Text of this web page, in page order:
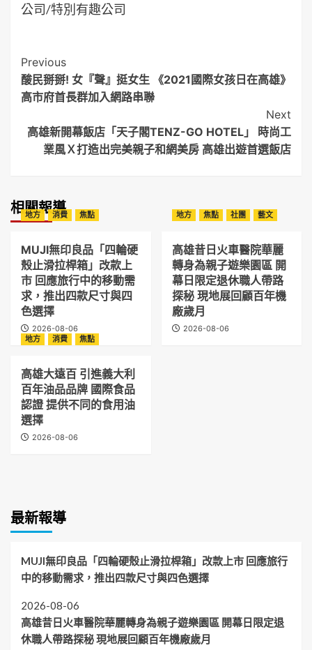
公司/特別有趣公司
Post
Navigation
Previous
酸民掰掰! 女『聲』挺女生 《2021國際女孩日在高雄》
高市府首長群加入網路串聯
Next
高雄新開幕飯店「天子閣TENZ-GO HOTEL」 時尚工
業風Ｘ打造出完美親子和網美房 高雄出遊首選飯店
相關報導
地方 消費 焦點
MUJI無印良品「四輪硬
殼止滑拉桿箱」改款上
市 回應旅行中的移動需
求，推出四款尺寸與四
色選擇
2026-08-06
地方 焦點 社團 藝文
高雄昔日火車醫院華麗
轉身為親子遊樂園區 開
幕日限定退休職人帶路
探秘 現地展回顧百年機
廠歲月
2026-08-06
地方
消費 焦點
高雄大遠百 引進義大利
百年油品品牌 國際食品
認證 提供不同的食用油
選擇
2026-08-06
最新報導
MUJI無印良品「四輪硬殼止滑拉桿箱」改款上市 回應旅行
中的移動需求，推出四款尺寸與四色選擇
2026-08-06
高雄昔日火車醫院華麗轉身為親子遊樂園區 開幕日限定退
休職人帶路探秘 現地展回顧百年機廠歲月